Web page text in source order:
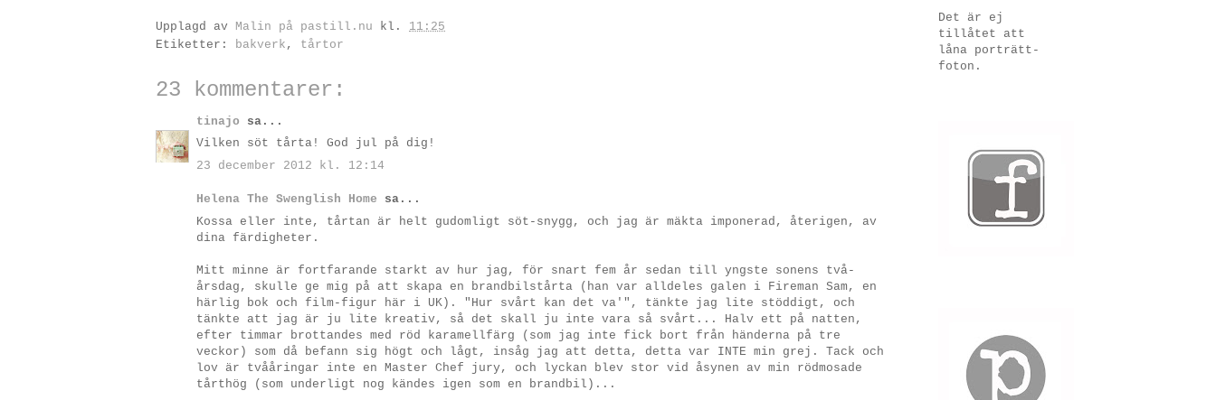
Upplagd av Malin på pastill.nu kl. 11:25
Etiketter:
bakverk , tårtor
23 kommentarer:
tinajo sa...
Vilken söt tårta! God jul på dig!
23 december 2012 kl. 12:14
Helena The Swenglish Home sa...
Kossa eller inte, tårtan är helt gudomligt söt-snygg, och jag är mäkta imponerad, återigen, av
dina färdigheter.
Mitt minne är fortfarande starkt av hur jag, för snart fem år sedan till yngste sonens två-
årsdag, skulle ge mig på att skapa en brandbilstårta (han var alldeles galen i Fireman Sam, en
härlig bok och film-figur här i UK). "Hur svårt kan det va'", tänkte jag lite stöddigt, och
tänkte att jag är ju lite kreativ, så det skall ju inte vara så svårt... Halv ett på natten,
efter timmar brottandes med röd karamellfärg (som jag inte fick bort från händerna på tre
veckor) som då befann sig högt och lågt, insåg jag att detta, detta var INTE min grej. Tack och
lov är tvååringar inte en Master Chef jury, och lyckan blev stor vid åsynen av min rödmosade
tårthög (som underligt nog kändes igen som en brandbil)...
Det är ej
tillåtet att
låna porträtt-
foton.